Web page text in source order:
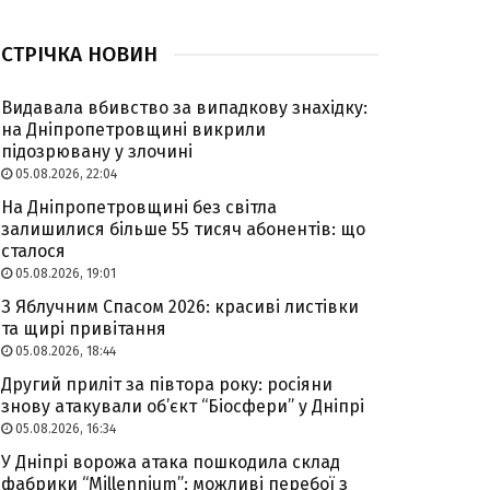
СТРІЧКА НОВИН
Видавала вбивство за випадкову знахідку:
на Дніпропетровщині викрили
підозрювану у злочині
05.08.2026, 22:04
На Дніпропетровщині без світла
залишилися більше 55 тисяч абонентів: що
сталося
05.08.2026, 19:01
З Яблучним Спасом 2026: красиві листівки
та щирі привітання
05.08.2026, 18:44
Другий приліт за півтора року: росіяни
знову атакували об’єкт “Біосфери” у Дніпрі
05.08.2026, 16:34
У Дніпрі ворожа атака пошкодила склад
фабрики “Millennium”: можливі перебої з